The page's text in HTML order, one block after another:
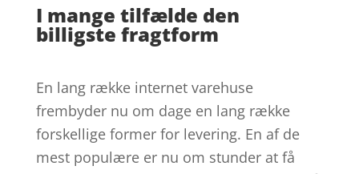
I mange tilfælde den
billigste fragtform
En lang række internet varehuse
frembyder nu om dage en lang række
forskellige former for levering. En af de
mest populære er nu om stunder at få